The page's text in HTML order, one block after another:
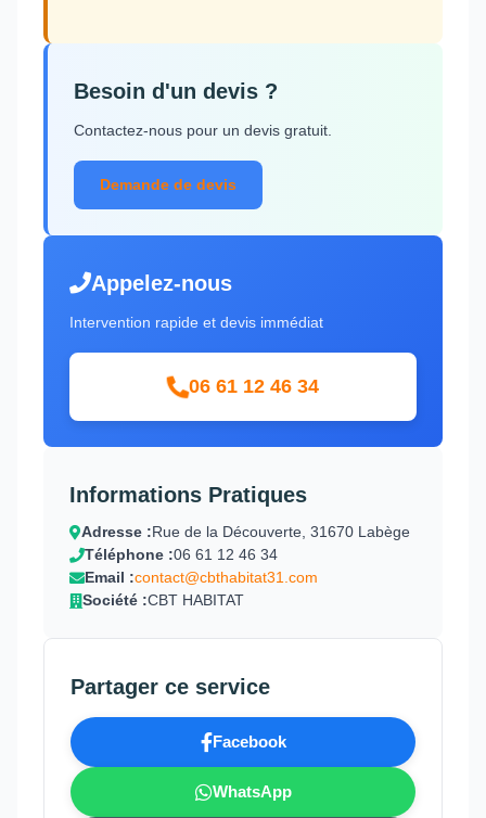
Besoin d'un devis ?
Contactez-nous pour un devis gratuit.
Demande de devis
Appelez-nous
Intervention rapide et devis immédiat
06 61 12 46 34
Informations Pratiques
Adresse :Rue de la Découverte, 31670 Labège
Téléphone :06 61 12 46 34
Email :contact@cbthabitat31.com
Société :CBT HABITAT
Partager ce service
Facebook
WhatsApp